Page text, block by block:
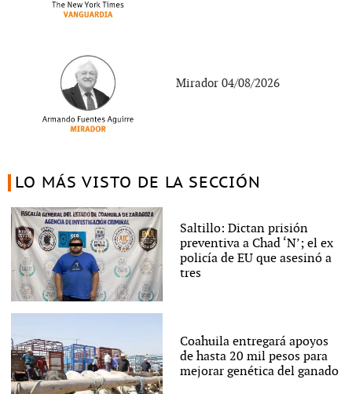
Mirador 04/08/2026
LO MÁS VISTO DE LA SECCIÓN
Saltillo: Dictan prisión
preventiva a Chad ‘N’; el ex
policía de EU que asesinó a
tres
Coahuila entregará apoyos
de hasta 20 mil pesos para
mejorar genética del ganado